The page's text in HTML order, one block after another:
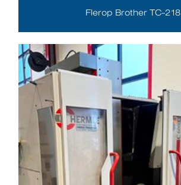
Flerop Brother TC-218